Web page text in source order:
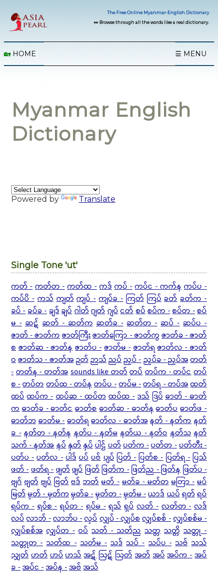
The Free Online Myanmar-English Dictionary
👀 Browse through all the words like a real dictionary.
🏡 HOME ☰ MENU
Myanmar English
Dictionary
Powered by Translate
Single Tone 'ut'
ကတ် - ကတ်တ - ကတ်ထ - ကဒ် ကပ် - ကပ်င - ကက်န ကပ်ပ -
ကပ်ပိ - ကသ် ကျတ် ကျပ် - ကျပ်ခ - ကြတ် ကြပ် ခတ် ခတ်က -
ခပ် -ခပ်ခ -ချဒ်ချပ်ဂါတ်ဂျတ်ဂျပ်ငတ်စပ်စပ်က -စပ်တ -စပ်
မ - ဆဋ် ဆတ် - ဆတ်က ဆတ်ခ - ဆတ်တ - ဆပ် - ဆပ်ပ -
ဇာတ် - ဇာတ်ကဇာတ်ကြီးဇာတ်ကြော - ဇာတ်ကွဇာတ်ခ - ဇာတ်
စဇာတ်ဆ - ဇာတ်နဇာတ်ပ -ဇာတ်မ -ဇာတ်ရ ဇာတ်လ - ဇာတ်
ဝဇာတ်သ - ဇာတ်အဉတ်ဉာသ်ညပ်ညှပ် -ညှပ်ခ - ညှပ်အတတ်
-တတ်န - တတ်အsounds like တတ်တပ်တပ်က - တပ်ငတပ်
စ -တပ်တတပ်ထ - တပ်နတပ်ပ -တပ်မ -တပ်ရ - တပ်အထတ်
ထပ် ထပ်က - ထပ်ဆ - ထပ်တ ထပ်ထ - ဒသ် ဒြပ် ဓာတ် - ဓာတ်
ကဓာတ်ခ - ဓာတ်ငဓာတ်စဓာတ်ဆ - ဓာတ်နဓာတ်ပဓာတ်ဖ -
ဓာတ်ဘဓာတ်မ -ဓာတ်ရ ဓာတ်လ - ဓာတ်အနတ် - နတ်ကနတ်
ခ - နတ်တ - နတ်န နတ်ပ - နတ်မ နတ်ယ - နတ်ဝ နတ်သ နတ်
သက် - နတ်အနပ်နှတ်နှပ်ပါဌ်ပတ်ပတ်က -ပတ်တ -ပတ်တီး -
ပတ်ပ - ပတ်လ - ပါဒ် ပပ် ပဗ် ပျပ် ပြတ် - ပြတ်စ - ပြတ်ရ - ပြသ်
ဖတ် -ဖတ်ရ -ဖျတ်ဖျပ်ဖြတ်ဖြတ်က -ဖြတ်ည - ဖြတ်နဖြတ်ပ -
ဗျဂ် ဗျတ် ဗျပ် ဗြတ် ဗဒ် ဘတ် မတ် - မတ်ခ - မတ်တ မတြာ - မပ်
မြတ်မှတ် - မှတ်ကမှတ်ခ -မှတ်တ -မှတ်မ -ယာဒ်ယပ်ရတ်ရပ်
ရပ်က - ရပ်စ - ရပ်တ - ရပ်မ - ရသ် ရှပ် လတ် - လတ်တ - လဒ်
လပ်လာဘ် -လာဘ်ပ -လှပ်လျှပ် - လျှပ်စလျှပ်စစ် -လျှပ်စစ်မ -
လျှပ်စစ်အ လျှပ်တ - ဝပ် သတ် - သတ်ည သတ္တ သတ္တိ သတ္တု -
သတ္တုတ - သတ်ထ - သတ်မ - သဒ် သပ် - သပ်ပ - သဗ် သသ်
သျှတ်ဟတ်ဟပ်ဟသ်အဋ်ဩဋ်ဩတ်အတ်အပ်အပ်က -အပ်
ခ -အပ်င -အပ်န -အဗ်အသ်